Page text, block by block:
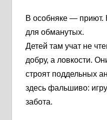
В особняке — приют.
для обманутых.
Детей там учат не
добру, а ловкости.
строят поддельных
здесь фальшиво:
забота.